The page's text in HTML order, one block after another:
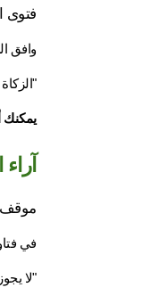
فتوى
وافق
يمكنك
موقف
في
"لا